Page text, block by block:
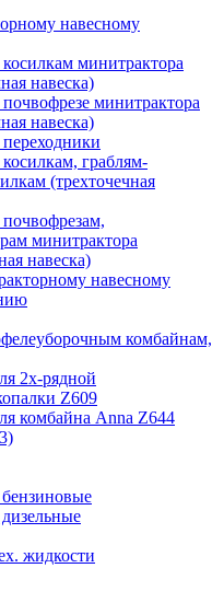
навесному
минитрактора
навеска)
минитрактора
навеска)
граблям-
(трехточечная
минитрактора
навеска)
навесному
комбайнам,
2х-рядной
Z609
комбайна Anna Z644
жидкости